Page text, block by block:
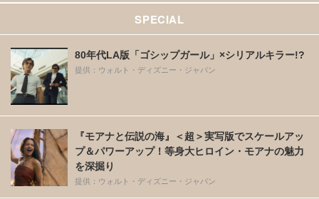
SPECIAL
80年代LA版「ゴシップガール」×シリアルキラー!?
提供：ウォルト・ディズニー・ジャパン
『モアナと伝説の海』＜超＞実写版でスケールアッ
プ＆パワーアップ！等身大ヒロイン・モアナの魅力
を深掘り
提供：ウォルト・ディズニー・ジャパン